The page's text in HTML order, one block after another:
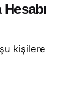
kişilere